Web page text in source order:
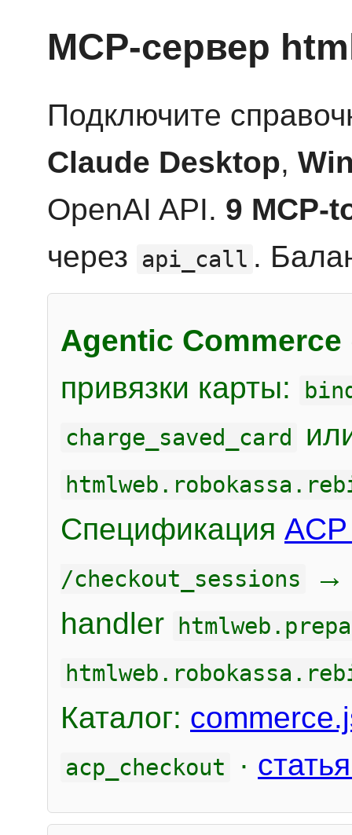
MCP-сервер
Подключите
Claude Desktop,
OpenAI API. 9 MCP-
через api_call .
Agentic Commerce
привязки карты:
charge_saved_card
Спецификация
/checkout_sessions
handler
Каталог:
acp_checkout ·